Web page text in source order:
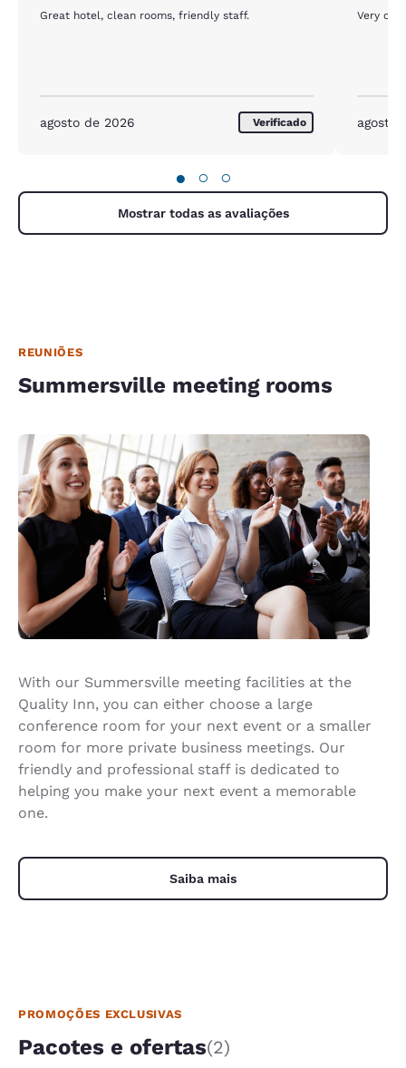
Great hotel, clean rooms, friendly staff.
agosto de 2026 Verificado
Very
agosto
● ○ ○
Mostrar todas as avaliações
REUNIÕES
Summersville meeting rooms
With our Summersville meeting facilities at the
Quality Inn, you can either choose a large
conference room for your next event or a smaller
room for more private business meetings. Our
friendly and professional staff is dedicated to
helping you make your next event a memorable
one.
Saiba mais
PROMOÇÕES EXCLUSIVAS
Pacotes e ofertas(2)